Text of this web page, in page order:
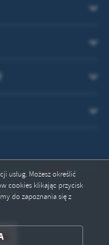
usług. Możesz określić
cookies klikając przycisk
do zapoznania się z